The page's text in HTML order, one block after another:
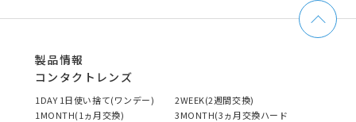
製品情報
コンタクトレンズ
1DAY 1日使い捨て(ワンデー)
2WEEK(2週間交換)
1MONTH(1ヵ月交換)
3MONTH(3ヵ月交換ハード